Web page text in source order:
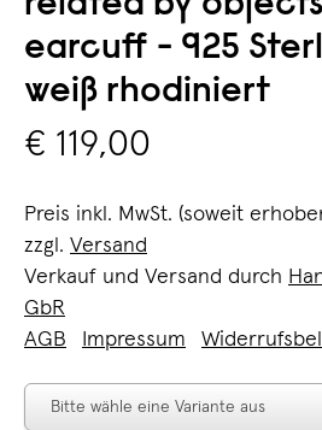
earcuff - 925
weiß rhodiniert
€ 119,00
Preis inkl. MwSt. (soweit
zzgl. Versand
Verkauf und Versand durch
GbR
AGB
Impressum